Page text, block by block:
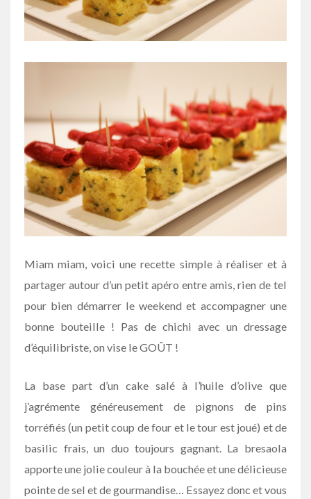
Miam miam, voici une recette simple à réaliser et à
partager autour d’un petit apéro entre amis, rien de tel
pour bien démarrer le weekend et accompagner une
bonne bouteille ! Pas de chichi avec un dressage
d’équilibriste, on vise le GOÛT !
La base part d’un cake salé à l’huile d’olive que
j’agrémente généreusement de pignons de pins
torréfiés (un petit coup de four et le tour est joué) et de
basilic frais, un duo toujours gagnant. La bresaola
apporte une jolie couleur à la bouchée et une délicieuse
pointe de sel et de gourmandise… Essayez donc et vous